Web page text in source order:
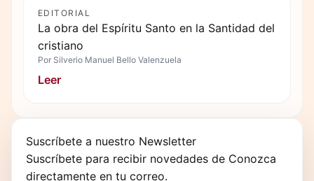
EDITORIAL
La obra del Espíritu Santo en la Santidad del
cristiano
Por Silverio Manuel Bello Valenzuela
Leer
Suscríbete a nuestro Newsletter
Suscríbete para recibir novedades de Conozca
directamente en tu correo.